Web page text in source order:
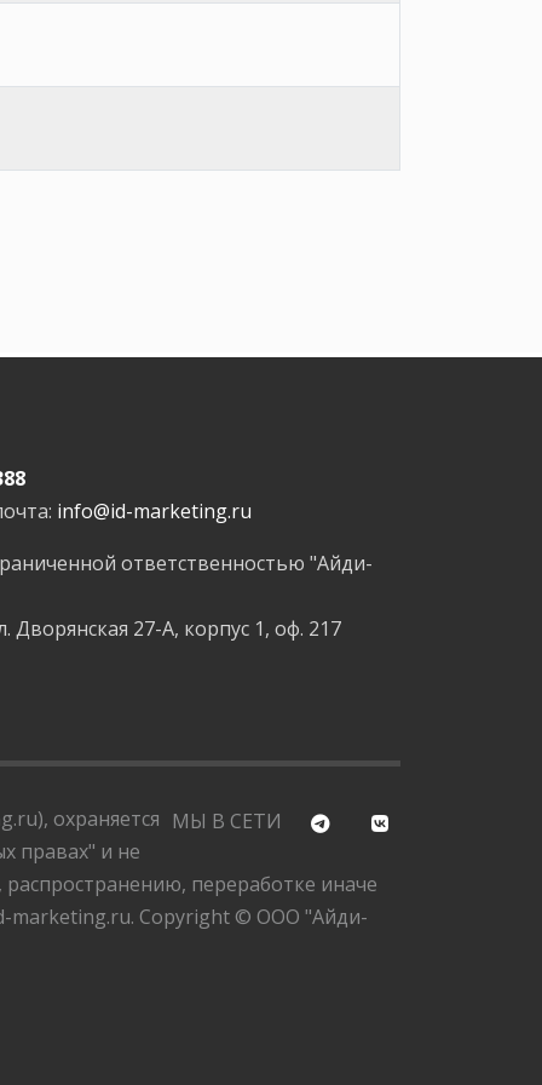
info@id-marketing.ru
ответственностью "Айди-
Дворянская 27-А, корпус 1, оф. 217
МЫ В СЕТИ
охраняется
правах" и не
переработке иначе
marketing.ru. Copyright © ООО "Айди-